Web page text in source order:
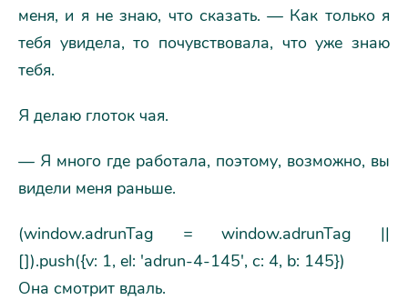
меня, и я не знаю, что сказать. — Как только я
тебя увидела, то почувствовала, что уже знаю
тебя.
Я делаю глоток чая.
— Я много где работала, поэтому, возможно, вы
видели меня раньше.
(window.adrunTag = window.adrunTag ||
[]).push({v: 1, el: 'adrun-4-145', c: 4, b: 145})
Она смотрит вдаль.